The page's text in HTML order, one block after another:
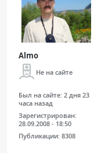
Almo
Не на сайте
Был на сайте: 2 дня 23
часа назад
Зарегистрирован:
28.09.2008 - 18:50
Публикации: 8308